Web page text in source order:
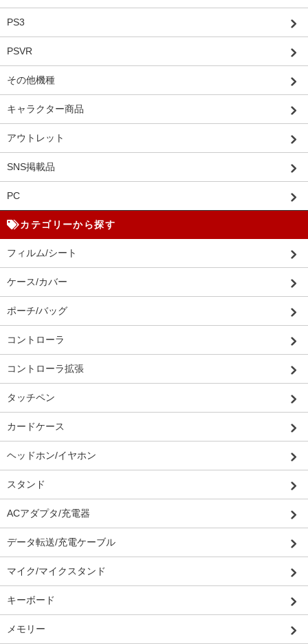
PS3
PSVR
その他機種
キャラクター商品
アウトレット
SNS掲載品
PC
カテゴリーから探す
フィルム/シート
ケース/カバー
ポーチ/バッグ
コントローラ
コントローラ拡張
タッチペン
カードケース
ヘッドホン/イヤホン
スタンド
ACアダプタ/充電器
データ転送/充電ケーブル
マイク/マイクスタンド
キーボード
メモリー